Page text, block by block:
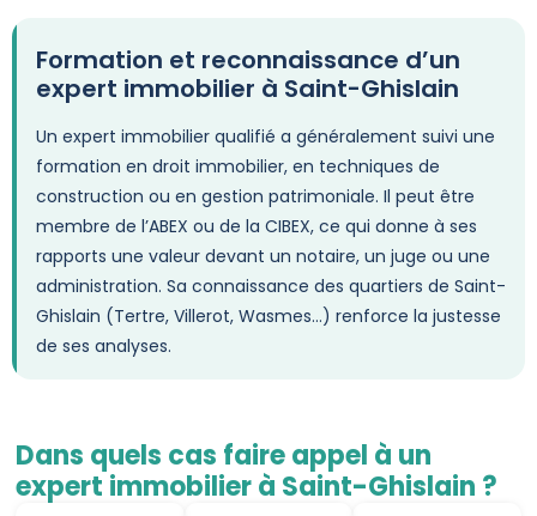
Formation et reconnaissance d’un
expert immobilier à Saint-Ghislain
Un expert immobilier qualifié a généralement suivi une
formation en droit immobilier, en techniques de
construction ou en gestion patrimoniale. Il peut être
membre de l’ABEX ou de la CIBEX, ce qui donne à ses
rapports une valeur devant un notaire, un juge ou une
administration. Sa connaissance des quartiers de Saint-
Ghislain (Tertre, Villerot, Wasmes…) renforce la justesse
de ses analyses.
Dans quels cas faire appel à un
expert immobilier à Saint-Ghislain ?